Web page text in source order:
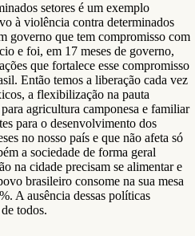
setores é um exemplo
à violência contra determinados
governo que tem compromisso com
e foi, em 17 meses de governo,
que fortalece esse compromisso
Então temos a liberação cada vez
a flexibilização na pauta
agricultura camponesa e familiar
para o desenvolvimento dos
no nosso país e que não afeta só
a sociedade de forma geral
na cidade precisam se alimentar e
brasileiro consome na sua mesa
A ausência dessas políticas
todos.